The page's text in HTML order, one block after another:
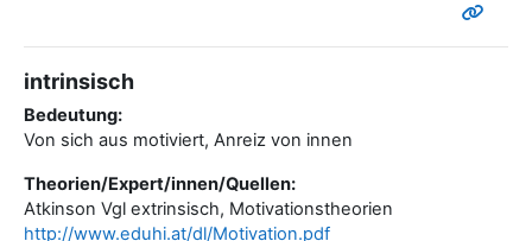
intrinsisch
Bedeutung:
Von sich aus motiviert, Anreiz von innen
Theorien/Expert/innen/Quellen:
Atkinson Vgl extrinsisch, Motivationstheorien
http://www.eduhi.at/dl/Motivation.pdf